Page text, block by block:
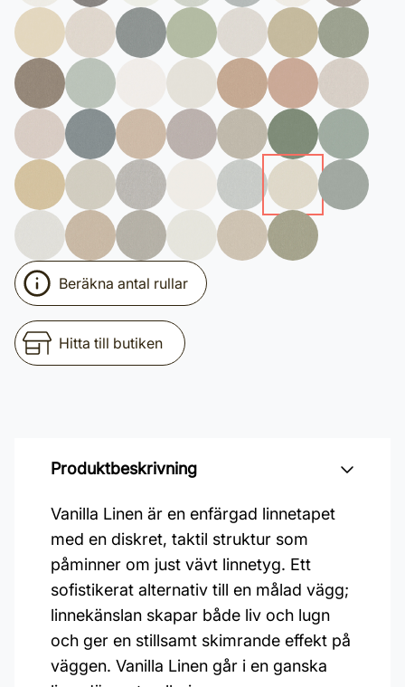
Beräkna antal rullar
Hitta till butiken
Produktbeskrivning
Vanilla Linen är en enfärgad linnetapet
med en diskret, taktil struktur som
påminner om just vävt linnetyg. Ett
sofistikerat alternativ till en målad vägg;
linnekänslan skapar både liv och lugn
och ger en stillsamt skimrande effekt på
väggen. Vanilla Linen går i en ganska